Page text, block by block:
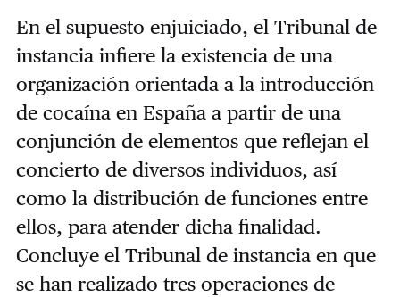
En el supuesto enjuiciado, el Tribunal de
instancia infiere la existencia de una
organización orientada a la introducción
de cocaína en España a partir de una
conjunción de elementos que reflejan el
concierto de diversos individuos, así
como la distribución de funciones entre
ellos, para atender dicha finalidad.
Concluye el Tribunal de instancia en que
se han realizado tres operaciones de